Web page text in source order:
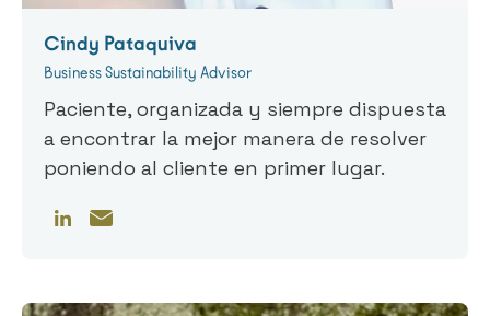
Cindy Pataquiva
Business Sustainability Advisor
Paciente, organizada y siempre dispuesta
a encontrar la mejor manera de resolver
poniendo al cliente en primer lugar.